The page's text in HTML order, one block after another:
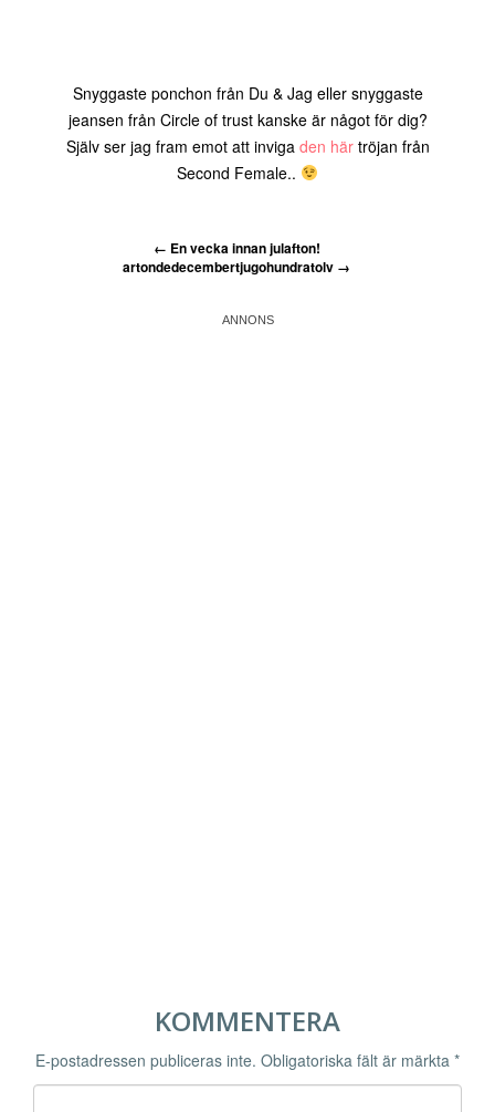
Snyggaste ponchon från Du & Jag eller snyggaste
jeansen från Circle of trust kanske är något för dig?
Själv ser jag fram emot att inviga den härtröjan från
Second Female..
← En vecka innan julafton!
artondedecembertjugohundratolv →
KOMMENTERA
E-postadressen publiceras inte. Obligatoriska fält är märkta *